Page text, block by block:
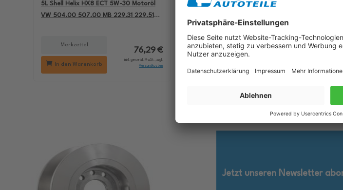
5L Shell Helix HX8 ECT 5W-30 Motoröl
VW 504.00 507.00 MB 229.31 229.51
Merkzettel
In den Warenkorb
76,29 €
inkl. gesetzl. MwSt., zzgl.
Versandkosten
4L Aral BlueTronic II 10W-40 Motoröl
501.01 MB 229.3
Merkzettel
25,89 €
Jetzt unseren Newsletter